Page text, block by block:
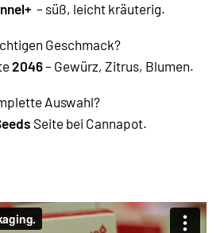
– süß, leicht kräuterig.
Geschmack?
2046– Gewürz, Zitrus, Blumen.
Auswahl?
Seite bei Cannapot.